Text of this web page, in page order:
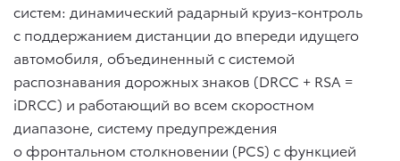
систем: динамический радарный круиз-контроль
с поддержанием дистанции до впереди идущего
автомобиля, объединенный с системой
распознавания дорожных знаков (DRCC + RSA =
iDRCC) и работающий во всем скоростном
диапазоне, систему предупреждения
о фронтальном столкновении (PCS) с функцией